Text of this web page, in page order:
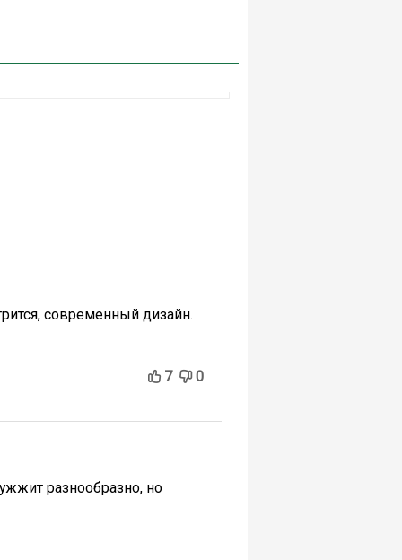
современный дизайн.
7 0
разнообразно, но